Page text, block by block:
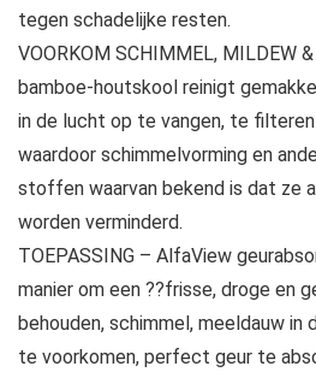
tegen schadelijke resten.
VOORKOM SCHIMMEL, MILDEW
bamboe-houtskool reinigt
in de lucht op te vangen, te
waardoor schimmelvorming en
stoffen waarvan bekend is dat ze
worden verminderd.
TOEPASSING – AlfaView
manier om een ??frisse, droge en
behouden, schimmel, meeldauw
te voorkomen, perfect geur te